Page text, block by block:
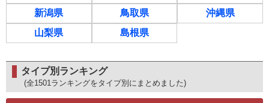
新潟県
山梨県
鳥取県
島根県
沖縄県
タイプ別ランキング
(全1501ランキングをタイプ別にまとめました)